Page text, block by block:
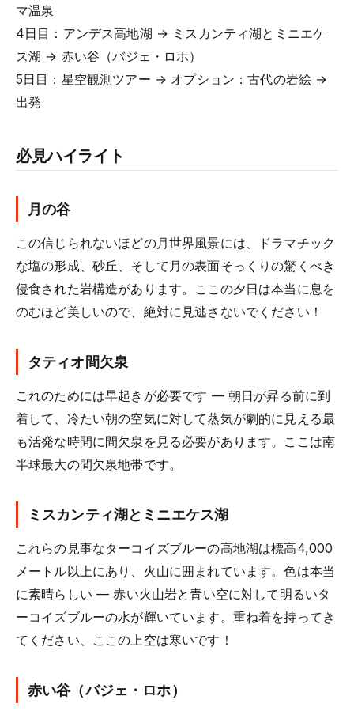
マ温泉
4日目：アンデス高地湖 → ミスカンティ湖とミニエケ
ス湖 → 赤い谷（バジェ・ロホ）
5日目：星空観測ツアー → オプション：古代の岩絵 →
出発
必見ハイライト
月の谷
この信じられないほどの月世界風景には、ドラマチック
な塩の形成、砂丘、そして月の表面そっくりの驚くべき
侵食された岩構造があります。ここの夕日は本当に息を
のむほど美しいので、絶対に見逃さないでください！
タティオ間欠泉
これのためには早起きが必要です — 朝日が昇る前に到
着して、冷たい朝の空気に対して蒸気が劇的に見える最
も活発な時間に間欠泉を見る必要があります。ここは南
半球最大の間欠泉地帯です。
ミスカンティ湖とミニエケス湖
これらの見事なターコイズブルーの高地湖は標高4,000
メートル以上にあり、火山に囲まれています。色は本当
に素晴らしい — 赤い火山岩と青い空に対して明るいタ
ーコイズブルーの水が輝いています。重ね着を持ってき
てください、ここの上空は寒いです！
赤い谷（バジェ・ロホ）